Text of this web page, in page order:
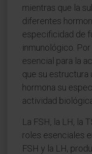
mientras que la
diferentes
especificidad de
inmunológico.
esencial para la
que su estructura
hormona su
actividad
La FSH, la LH, la
roles esenciales
FSH y la LH,